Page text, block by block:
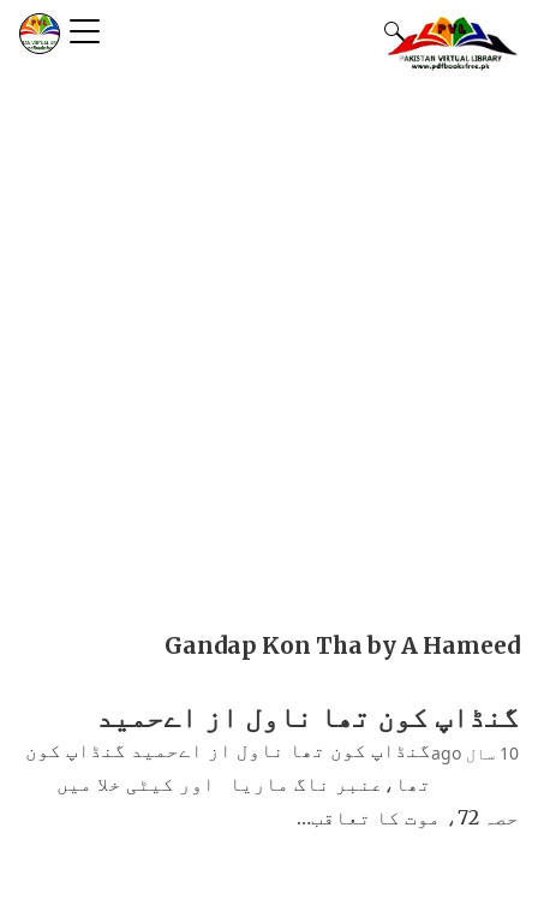
Gandap Kon Tha by A Hameed
گنڈاپ کون تھا ناول از اےحمید
10 سال ago
گنڈاپ کون تھا ناول از اےحمید گنڈاپ کون
تھا،عنبر ناگ ماریا اور کیٹی خلا میں
حصہ 72، موت کا تعاقب…